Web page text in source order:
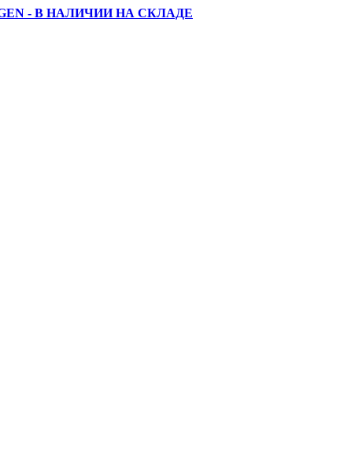
- В НАЛИЧИИ НА СКЛАДЕ